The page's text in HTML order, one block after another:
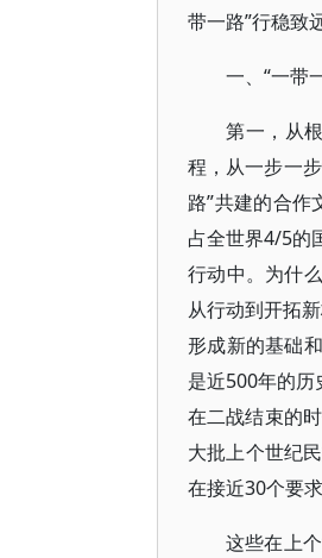
带一路”行稳致
一、“一带
第一，从
程，从一步一
路”共建的合作
占全世界4/5的
行动中。为什
从行动到开拓
形成新的基础
是近500年的历
在二战结束的
大批上个世纪
在接近30个要
这些在上